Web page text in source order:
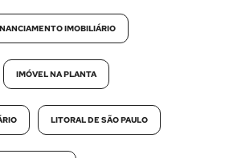
IMOBILIÁRIO
IMÓVEL NA PLANTA
LITORAL DE SÃO PAULO